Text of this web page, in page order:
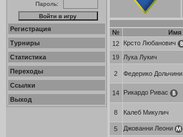
Пароль:
Регистрация
Турниры
Статистика
Переходы
Ссылки
Выход
№ Имя
12
Крсто Любанович
19
Лука Лукич
2 Федерико Дольчини
14 Рикардо Ривас
8 Калеб Микулич
5 Джованни Леони